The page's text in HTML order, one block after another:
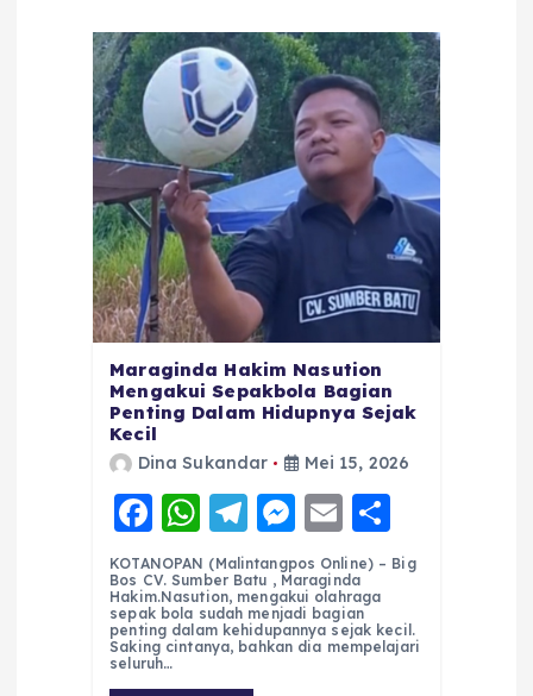
Maraginda Hakim Nasution
Mengakui Sepakbola Bagian
Penting Dalam Hidupnya Sejak
Kecil
Dina Sukandar Mei 15, 2026
F
a
c
e
b
W
h
a
ts
A
T
el
e
g
r
M
e
ss
e
n
E
m
ai
l
h
re
KOTANOPAN (Malintangpos Online) – Big
Bos CV. Sumber Batu , Maraginda
Hakim.Nasution, mengakui olahraga
sepak bola sudah menjadi bagian
penting dalam kehidupannya sejak kecil.
Saking cintanya, bahkan dia mempelajari
seluruh…